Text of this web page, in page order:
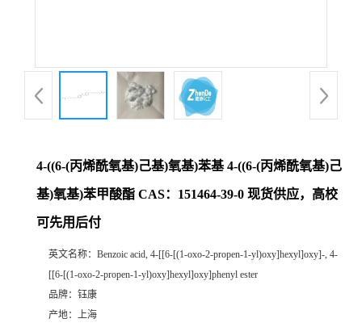
4-((6-(丙烯酰氧基)己基)氧基)苯基 4-((6-(丙烯酰氧基)己
基)氧基)苯甲酸酯 CAS：151464-39-0 现货供应，高校
可先用后付
英文名称： Benzoic acid, 4-[[6-[(1-oxo-2-propen-1-yl)oxy]hexyl]oxy]-, 4-
[[6-[(1-oxo-2-propen-1-yl)oxy]hexyl]oxy]phenyl ester
品牌： 钰康
产地： 上海